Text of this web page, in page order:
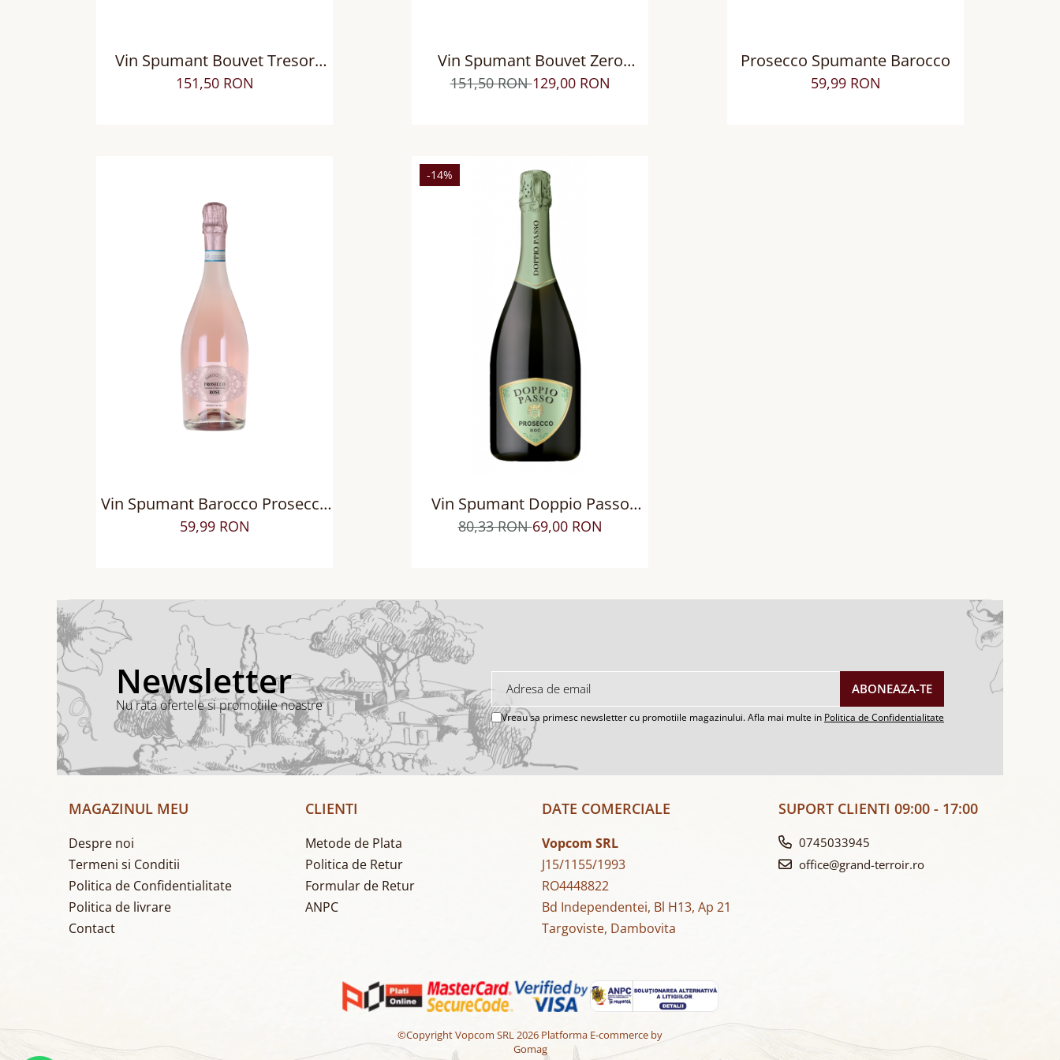
Vin Spumant Bouvet Tresor
Saumur AOP Loire Brut
151,50 RON
Vin Spumant Bouvet Zero
Dosage Saumur AOP Loire Extra
Brut
151,50 RON129,00 RON
Prosecco Spumante Barocco
59,99 RON
Vin Spumant Barocco Prosecco
DOC Rose, Extra Dry
59,99 RON
-14%
Vin Spumant Doppio Passo
Prosecco DOC
80,33 RON69,00 RON
Newsletter
Nu rata ofertele si promotiile noastre
Vreau sa primesc newsletter cu promotiile magazinului. Afla mai multe in Politica de Confidentialitate
MAGAZINUL MEU
Despre noi
Termeni si Conditii
Politica de Confidentialitate
Politica de livrare
Contact
CLIENTI
Metode de Plata
Politica de Retur
Formular de Retur
ANPC
DATE COMERCIALE
Vopcom SRL
J15/1155/1993
RO4448822
Bd Independentei, Bl H13, Ap 21
Targoviste, Dambovita
SUPORT CLIENTI 09:00 - 17:00
0745033945
office@grand-terroir.ro
©Copyright Vopcom SRL 2026 Platforma E-commerce by
Gomag